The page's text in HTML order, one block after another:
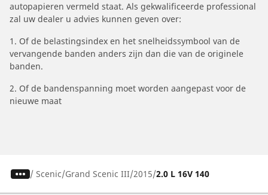
autopapieren vermeld staat. Als gekwalificeerde professional
zal uw dealer u advies kunnen geven over:
1. Of de belastingsindex en het snelheidssymbool van de
vervangende banden anders zijn dan die van de originele
banden.
2. Of de bandenspanning moet worden aangepast voor de
nieuwe maat
/ Scenic Grand Scenic III 2015 2.0 L 16V 140